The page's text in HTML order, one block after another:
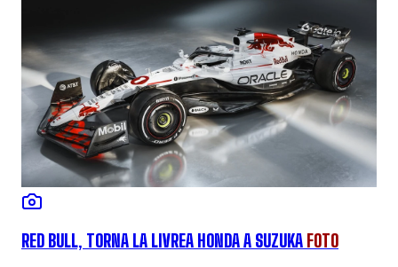
RED BULL, TORNA LA LIVREA HONDA A SUZUKA FOTO